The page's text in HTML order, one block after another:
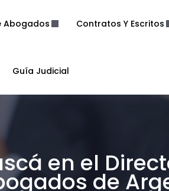
Abogados Contratos Y Escritos
Guía Judicial
en el
de